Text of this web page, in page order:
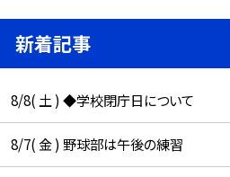
新着記事
8/8( 土 ) ◆学校閉庁日について
8/7( 金 ) 野球部は午後の練習